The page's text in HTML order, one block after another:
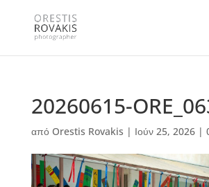
20260615-
από Orestis Rovakis | Ιούν 25, 2026|